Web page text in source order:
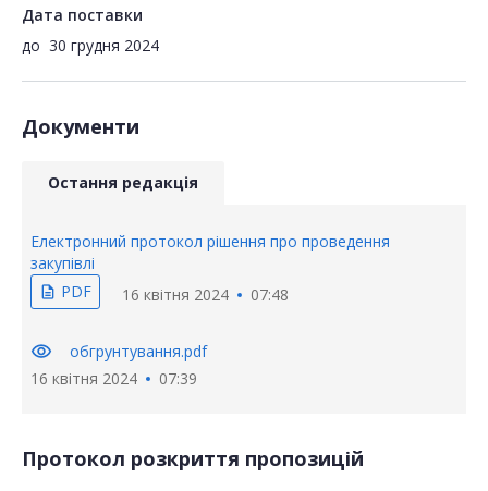
Дата поставки
до 30 грудня 2024
Документи
Остання редакція
Електронний протокол рішення про проведення
закупівлі
description PDF 16 квітня 2024 07:48
visibility
обгрунтування.pdf
16 квітня 2024
07:39
Протокол розкриття пропозицій